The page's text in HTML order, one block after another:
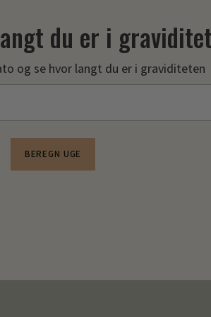
du er i
og se hvor langt du er i graviditeten
BEREGN UGE